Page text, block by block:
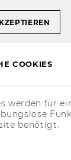
Screen.
COOKIES
werden für
benötigt.